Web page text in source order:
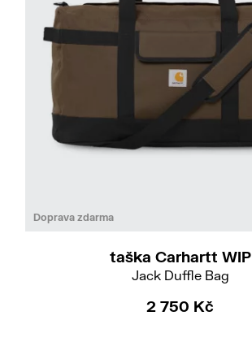
Doprava zdarma
taška Carhartt WIP
Jack Duffle Bag
2 750 Kč